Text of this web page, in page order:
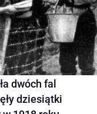
dwóch fal
dziesiątki